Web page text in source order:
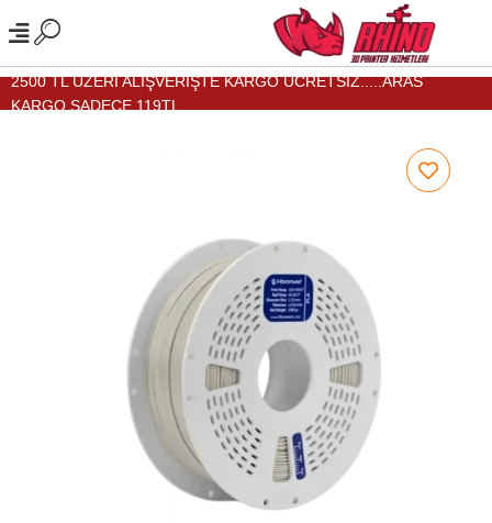
2500 TL ÜZERİ ALIŞVERİŞTE KARGO ÜCRETSİZ.....ARAS
KARGO SADECE 119TL...